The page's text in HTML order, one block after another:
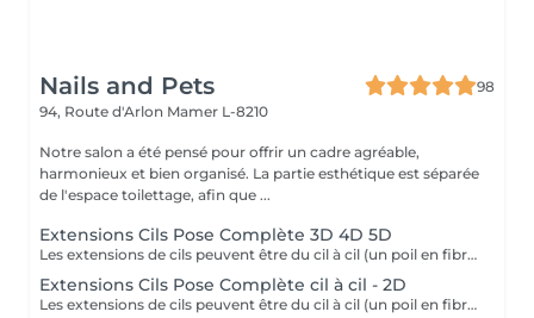
Nails and Pets
98
94, Route d'Arlon Mamer L-8210
Notre salon a été pensé pour offrir un cadre agréable,
harmonieux et bien organisé. La partie esthétique est séparée
de l'espace toilettage, afin que ...
Extensions Cils Pose Complète 3D 4D 5D
Les extensions de cils peuvent être du cil à cil (un poil en fibre de soie posé sur un seul poil) ou en volume (plusieurs poils sont posés sur un seul poil) Ce soin à pour but d'allonger, de donner du volume au cil naturel et embellir l'il de la personne en prenant compte de la forme de son visage. Les cils sont en fibre de soie ou en micro fibre. Il existe plusieurs prestations d'extensions: Pose complète, pose aux , pose aux coins externes et pour une retouche (3 semaines pour combler les poils qui sont tombés). La première prestation dure entre 1h30 et 2 h suivant la technique choisie. Le remplissage dure environ 1 heure. La colle utilisée pour les extensions de cils doit avoir obtenu une autorisation de mise sur le marché européens . Les extensions tombent avec le cil naturel selon le cycle naturel de repousse des cils. Une nouvelle extension peut alors être posée tout en respectant le cil naissant. Elles peuvent être posées pour le quotidien ou bien à l'occasion de mariage, de fêtes de famille ou autres.
Extensions Cils Pose Complète cil à cil - 2D
Les extensions de cils peuvent être du cil à cil (un poil en fibre de soie posé sur un seul poil) ou en volume (plusieurs poils sont posés sur un seul poil) Ce soin à pour but d'allonger, de donner du volume au cil naturel et embellir l'il de la personne en prenant compte de la forme de son visage. Les cils sont en fibre de soie ou en micro fibre. Il existe plusieurs prestations d'extensions: Pose complète, pose aux , pose aux coins externes et pour une retouche (3 semaines pour combler les poils qui sont tombés). La première prestation dure entre 1h30 et 2 h suivant la technique choisie. Le remplissage dure environ 1 heure. La colle utilisée pour les extensions de cils doit avoir obtenu une autorisation de mise sur le marché européens . Les extensions tombent avec le cil naturel selon le cycle naturel de repousse des cils. Une nouvelle extension peut alors être posée tout en respectant le cil naissant. Elles peuvent être posées pour le quotidien ou bien à l'occasion de mariage, de fêtes de famille ou autres.